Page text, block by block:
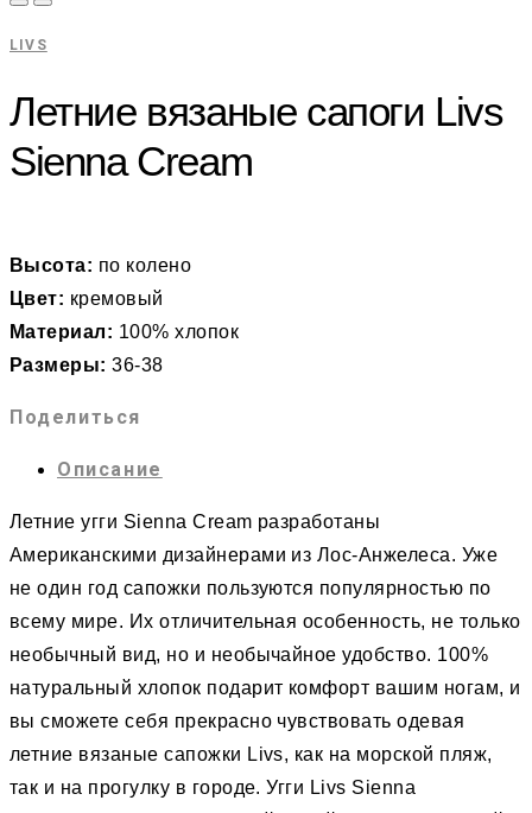
LIVS
Летние вязаные сапоги Livs
Sienna Cream
Высота: по колено
Цвет: кремовый
Материал: 100% хлопок
Размеры: 36-38
Поделиться
Описание
Летние угги Sienna Cream разработаны
Американскими дизайнерами из Лос-Анжелеса. Уже
не один год сапожки пользуются популярностью по
всему мире. Их отличительная особенность, не только
необычный вид, но и необычайное удобство. 100%
натуральный хлопок подарит комфорт вашим ногам, и
вы сможете себя прекрасно чувствовать одевая
летние вязаные сапожки Livs, как на морской пляж,
так и на прогулку в городе. Угги Livs Sienna